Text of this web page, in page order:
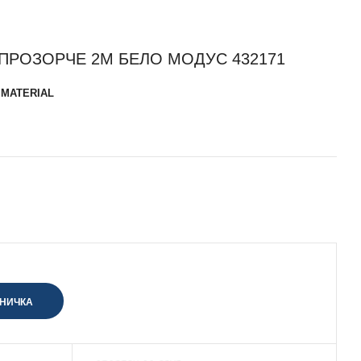
2М БЕЛО МОДУС 432171